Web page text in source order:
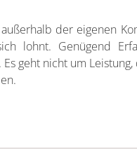
der eigenen
lohnt. Genügend
geht nicht um